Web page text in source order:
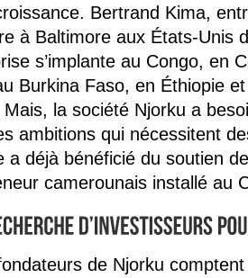
Bertrand Kima,
à Baltimore aux États-Unis
s’implante au Congo, en
Burkina Faso, en Éthiopie
la société Njorku a
ambitions qui nécessitent
a déjà bénéficié du soutien
camerounais installé au
de Njorku